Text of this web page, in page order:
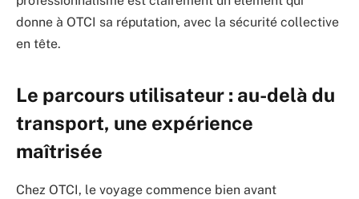
donne à OTCI sa réputation, avec la sécurité collective
en tête.
Le parcours utilisateur : au-delà du
transport, une expérience
maîtrisée
Chez OTCI, le voyage commence bien avant